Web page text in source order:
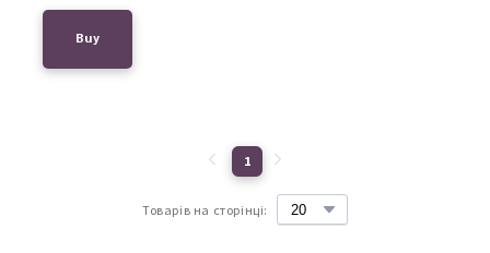
Buy
Товарів на сторінці:
1